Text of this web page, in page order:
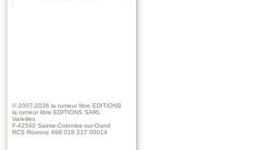
© 2007-2026 la rumeur libre EDITIONS
la rumeur libre EDITIONS SARL
Vareilles
F-42540 Sainte-Colombe-sur-Gand
RCS Roanne 498 018 217 00014